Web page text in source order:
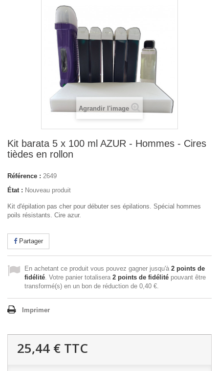
Agrandir l'image
Kit barata 5 x 100 ml AZUR - Hommes - Cires
tièdes en rollon
Référence : 2649
État : Nouveau produit
Kit d'épilation pas cher pour débuter ses épilations. Spécial hommes
poils résistants. Cire azur.
Partager
En achetant ce produit vous pouvez gagner jusqu'à 2 points de
fidélité. Votre panier totalisera 2 points de fidélité pouvant être
transformé(s) en un bon de réduction de 0,40 €.
Imprimer
25,44 € TTC